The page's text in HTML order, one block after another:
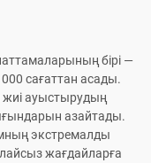
бірі —
000 сағаттан асады.
ауыстырудың
азайтады.
экстремалды
жағдайларға